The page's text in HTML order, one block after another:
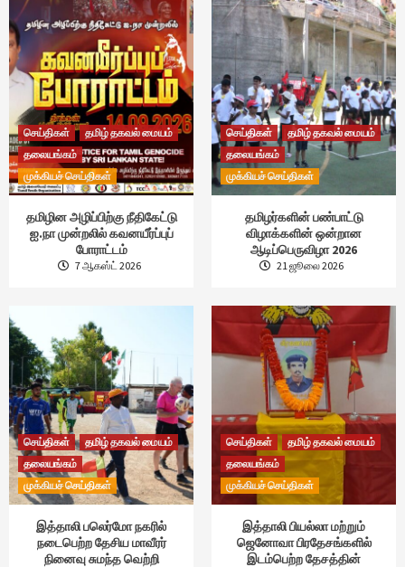
செய்திகள்
தமிழ் தகவல் மையம்
தலையங்கம்
முக்கியச் செய்திகள்
தமிழின அழிப்பிற்கு நீதிகேட்டு
ஐ.நா முன்றலில் கவனயீர்ப்புப்
போராட்டம்
7 ஆகஸ்ட் 2026
செய்திகள்
தமிழ் தகவல் மையம்
தலையங்கம்
முக்கியச் செய்திகள்
தமிழர்களின் பண்பாட்டு
விழாக்களின் ஒன்றான
ஆடிப்பெருவிழா 2026
21 ஜூலை 2026
செய்திகள்
தமிழ் தகவல் மையம்
தலையங்கம்
முக்கியச் செய்திகள்
இத்தாலி பலெர்மோ நகரில்
நடைபெற்ற தேசிய மாவீரர்
நினைவு சுமந்த வெற்றி
செய்திகள்
தமிழ் தகவல் மையம்
தலையங்கம்
முக்கியச் செய்திகள்
இத்தாலி பியல்லா மற்றும்
ஜெனோவா பிரதேசங்களில்
இடம்பெற்ற தேசத்தின்